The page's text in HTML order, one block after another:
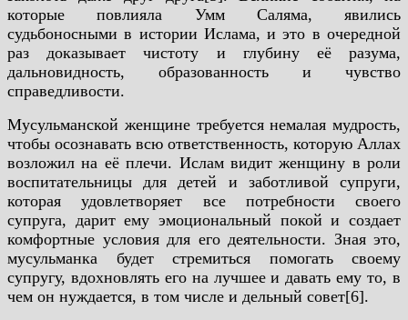
которые повлияла Умм Саляма, явились
судьбоносными в истории Ислама, и это в очередной
раз доказывает чистоту и глубину её разума,
дальновидность, образованность и чувство
справедливости.
Мусульманской женщине требуется немалая мудрость,
чтобы осознавать всю ответственность, которую Аллах
возложил на её плечи. Ислам видит женщину в роли
воспитательницы для детей и заботливой супруги,
которая удовлетворяет все потребности своего
супруга, дарит ему эмоциональный покой и создает
комфортные условия для его деятельности. Зная это,
мусульманка будет стремиться помогать своему
супругу, вдохновлять его на лучшее и давать ему то, в
чем он нуждается, в том числе и дельный совет[6].